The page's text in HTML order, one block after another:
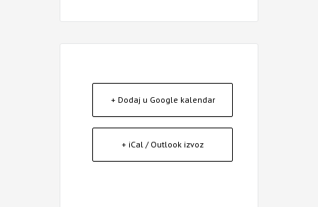
+ Dodaj u Google kalendar
+ iCal / Outlook izvoz